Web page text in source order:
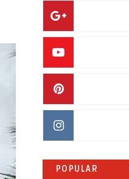
POPULAR